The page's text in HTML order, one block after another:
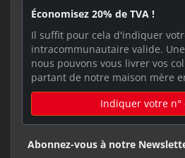
Économisez 20% de TVA !
Il suffit pour cela d'indiquer
intracommunautaire valide.
nous pouvons vous livrer vos
partant de notre maison mère
Indiquer votre n°
Abonnez-vous à notre